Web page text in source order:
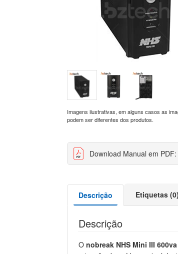
Imagens ilustrativas, em alguns casos as
podem ser diferentes dos produtos.
Download Manual em PDF:
Descrição Etiquetas (0)
Descrição
Onobreak NHS Mini III 600va